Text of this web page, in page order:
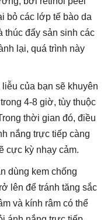
bỏ các lớp tế bào da
thúc đẩy sản sinh các
lại, quá trình này
của bạn sẽ khuyên
4-8 giờ, tùy thuộc
thời gian đó, điều
nắng trực tiếp càng
cực kỳ nhạy cảm.
dùng kem chống
lên để tránh tăng sắc
và kính râm có thể